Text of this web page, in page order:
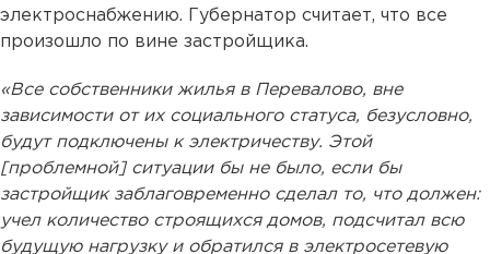
электроснабжению. Губернатор считает, что все
произошло по вине застройщика.
«Все собственники жилья в Перевалово, вне
зависимости от их социального статуса, безусловно,
будут подключены к электричеству. Этой
[проблемной] ситуации бы не было, если бы
застройщик заблаговременно сделал то, что должен:
учел количество строящихся домов, подсчитал всю
будущую нагрузку и обратился в электросетевую